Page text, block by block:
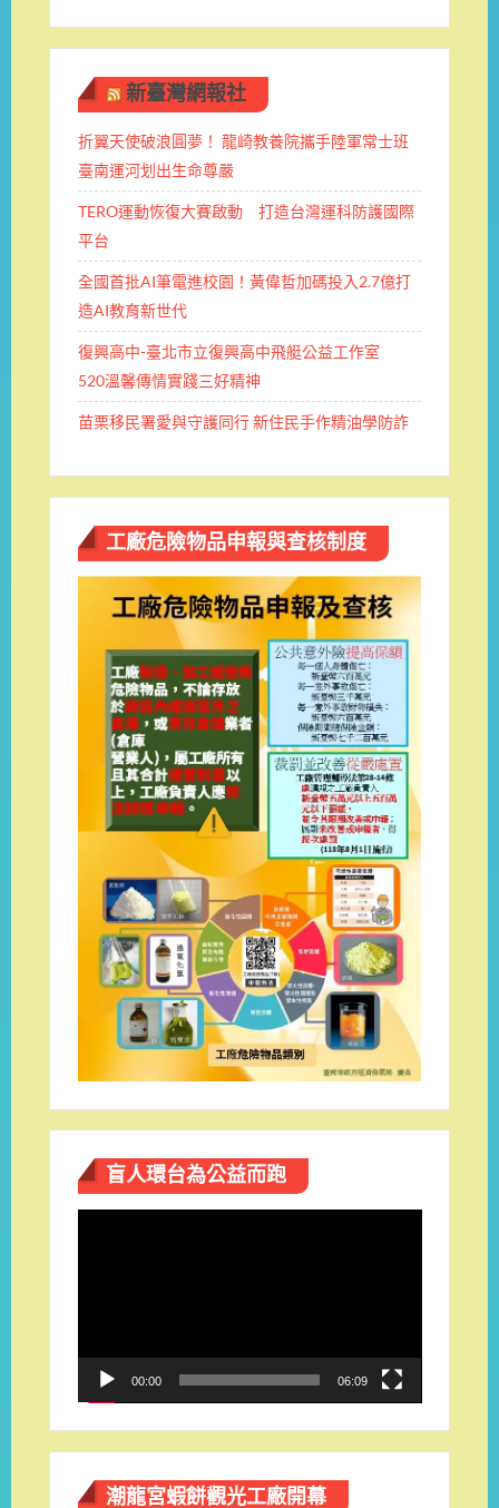
新臺灣網報社
折翼天使破浪圓夢！ 龍崎教養院攜手陸軍常士班 ​
臺南運河划出生命尊嚴
TERO運動恢復大賽啟動 打造台灣運科防護國際
平台
全國首批AI筆電進校園！黃偉哲加碼投入2.7億打
造AI教育新世代
復興高中-臺北市立復興高中飛艇公益工作室
520溫馨傳情實踐三好精神
苗栗移民署愛與守護同行 新住民手作精油學防詐
工廠危險物品申報與查核制度
盲人環台​為公益而跑
00:00 06:09
潮龍宮蝦餅觀光工廠開幕